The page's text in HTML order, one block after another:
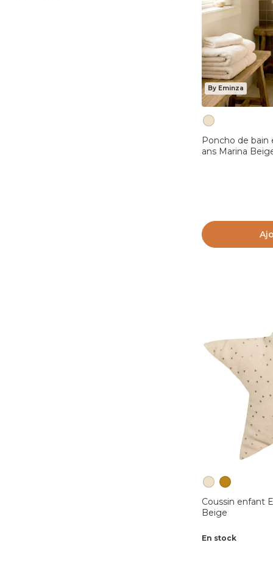
By Eminza
Poncho de
ans Marina
Coussin enfant
Beige
En stock